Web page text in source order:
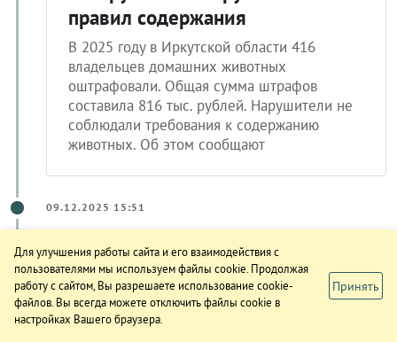
тыс. рублей за нарушение
правил содержания
В 2025 году в Иркутской области 416
владельцев домашних животных
оштрафовали. Общая сумма штрафов
составила 816 тыс. рублей. Нарушители не
соблюдали требования к содержанию
Для улучшения работы сайта и его взаимодействия с
пользователями мы используем файлы cookie. Продолжая
работу с сайтом, Вы разрешаете использование cookie-
файлов. Вы всегда можете отключить файлы cookie в
настройках Вашего браузера.
Принять